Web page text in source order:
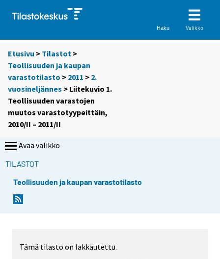
Haku Valikko
Etusivu > Tilastot >
Teollisuuden ja kaupan
varastotilasto > 2011 > 2.
vuosineljännes > Liitekuvio 1.
Teollisuuden varastojen
muutos varastotyypeittäin,
2010/II – 2011/II
Avaa valikko
TILASTOT
Teollisuuden ja kaupan varastotilasto
Tämä tilasto on lakkautettu.